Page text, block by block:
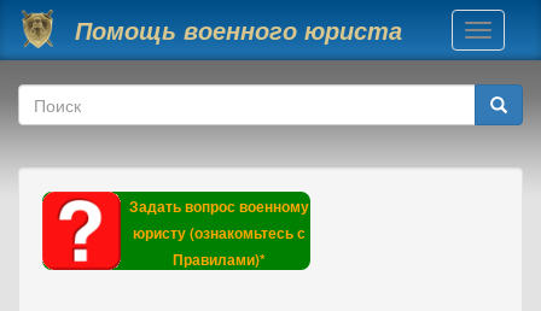
Перейти к основному содержанию
Помощь военного юриста
Toggle
Форма поиска
Поиск
Задать вопрос военному
юристу (ознакомьтесь с
Правилами)*